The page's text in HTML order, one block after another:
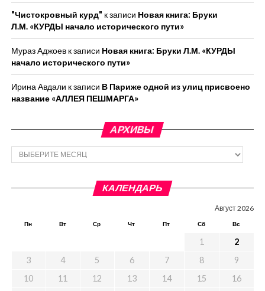
"Чистокровный курд" к записи Новая книга: Бруки
Л.М. «КУРДЫ начало исторического пути»
Мураз Аджоевк записи Новая книга: Бруки Л.М. «КУРДЫ
начало исторического пути»
Ирина Авдали к записи В Париже одной из улиц присвоено
название «АЛЛЕЯ ПЕШМАРГА»
АРХИВЫ
Архивы
КАЛЕНДАРЬ
Август 2026
Пн Вт Ср Чт Пт Сб Вс
1
2
3
4 5 6 7 8
9
10
11 12 13 14 15
16